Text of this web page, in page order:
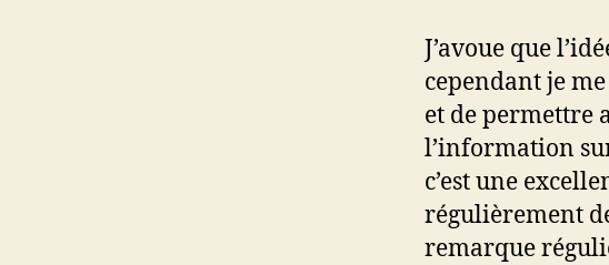
J’avoue que
cependant je
et de permettre
l’information
c’est une
régulièrement
remarque